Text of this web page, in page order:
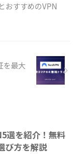
おすすめのVPN
を最大
選を紹介！無料
び方を解説